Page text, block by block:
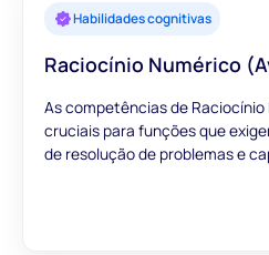
Habilidades cognitivas
Raciocínio Numérico
As competências de
cruciais para funções que
de resolução de problemas e